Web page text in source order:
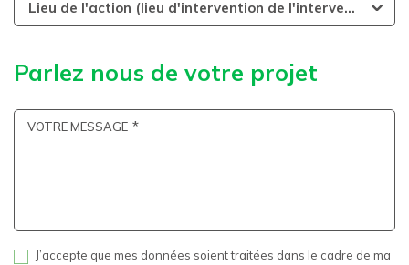
Lieu de l'action (lieu d'intervention de l'intervenant)
Parlez nous de votre projet
VOTRE MESSAGE
J’accepte que mes données soient traitées dans le cadre de ma